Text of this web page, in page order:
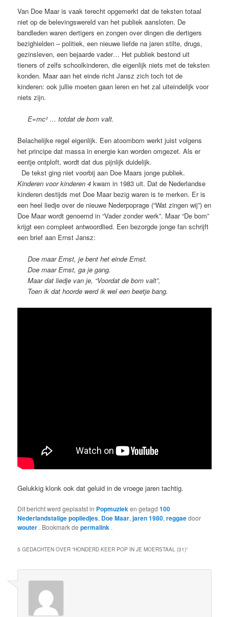
Van Doe Maar is vaak terecht opgemerkt dat de teksten totaal
niet op de belevingswereld van het publiek aansloten. De
bandleden waren dertigers en zongen over dingen die dertigers
bezighielden – politiek, een nieuwe liefde na jaren stilte, drugs,
gezinsleven, een bejaarde vader… Het publiek bestond uit
tieners of zelfs schoolkinderen, die eigenlijk niets met de teksten
konden. Maar aan het einde richt Jansz zich toch tot de
kinderen: ook jullie moeten gaan leren en het zal uiteindelijk voor
niets zijn.
E=mc² … totdat de bom valt.
Belachelijke regel eigenlijk. Een atoombom werkt juist volgens
het principe dat massa in energie kan worden omgezet. Als er
eentje ontploft, wordt dat dus pijnlijk duidelijk.
De tekst ging niet voorbij aan Doe Maars jonge publiek.
Kinderen voor kinderen 4 kwam in 1983 uit. Dat de Nederlandse
kinderen destijds met Doe Maar bezig waren is te merken. Er is
een heel liedje over de nieuwe Nederpoprage (“Wat zingen wij”) en
Doe Maar wordt genoemd in “Vader zonder werk”. Maar “De bom”
krijgt een compleet antwoordlied. Een bezorgde jonge fan schrijft
een brief aan Ernst Jansz:
Doe maar Ernst, je bent het einde Ernst.
Doe maar Ernst, ga je gang.
Maar dat liedje van je, “Voordat de bom valt”,
Toen ik dat hoorde werd ik wel een beetje bang.
Gelukkig klonk ook dat geluid in de vroege jaren tachtig.
Dit bericht werd geplaatst in Popmuzieken getagd100
Nederlandstalige popliedjes, Doe Maar,jaren 1980,reggaedoor
wouter . Bookmark depermalink .
5 GEDACHTEN OVER “HONDERD KEER POP IN JE MOERSTAAL (31)”